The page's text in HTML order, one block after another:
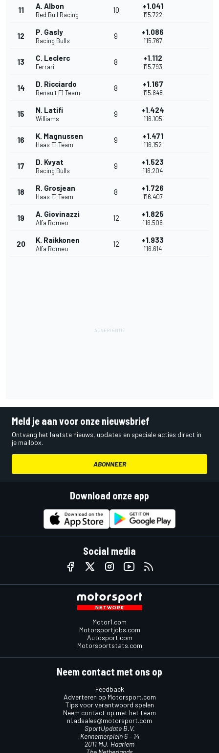
11 A. Albon
Red Bull Racing
10 +1.041
1'15.722
12 P. Gasly
Racing Bulls
9 +1.086
1'15.767
13 C. Leclerc
Ferrari
8 +1.112
1'15.793
14 D. Ricciardo
Renault F1 Team
8 +1.167
1'15.848
15 N. Latifi
Williams
9 +1.424
1'16.105
16 K. Magnussen
Haas F1 Team
9 +1.471
1'16.152
17 D. Kvyat
Racing Bulls
9 +1.523
1'16.204
18 R. Grosjean
Haas F1 Team
8 +1.726
1'16.407
19 A. Giovinazzi
Alfa Romeo
12 +1.825
1'16.506
20 K. Raikkonen
Alfa Romeo
12 +1.933
1'16.614
Meld je aan voor onze nieuwsbrief
Ontvang het laatste nieuws, updates en speciale acties direct in
je mailbox.
ABONNEER
Download onze app
Social media
Motor1.com
Motorsportjobs.com
Autosport.com
Motorsportstats.com
Neem contact met ons op
Feedback
Adverteren op Motorsport.com
Tips voor verantwoord spelen
Neem contact op met het team
nl.adsales@motorsport.com
SportUpdate B.V.
Kennemerplein 6 – 14
2011 MJ, Haarlem